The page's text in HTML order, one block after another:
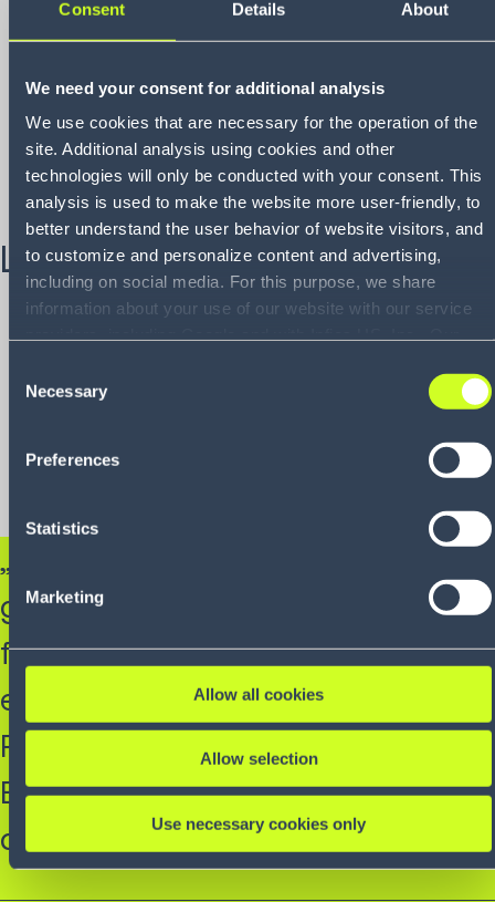
Consent Details About
We need your consent for additional analysis
We use cookies that are necessary for the operation of the
site. Additional analysis using cookies and other
technologies will only be conducted with your consent. This
analysis is used to make the website more user-friendly, to
better understand the user behavior of website visitors, and
to customize and personalize content and advertising,
including on social media. For this purpose, we share
information about your use of our website with our service
data that you have provided to them or that they have
collected as part of your use of the services. By consenting
to the use of Google, you also consent to the storage and
reading of data by Google in accordance with Google's
revoke your consent and the service providers we use,
see Privacy Policy).
Selection
Necessary
Preferences
Statistics
Marketing
Allow all cookies
Allow selection
Use necessary cookies only
Layout und Design investieren konnte.
Komplexität des Betriebs:VNA-Großraumlagerung
Pick-and-Pack-Prozesse für Online-Bestellungen
beeinträchtigten die Fulfillment-Leistung.
Notwendigkeit, den Automatisierungsgrad zu erhöhen:
Die bestehenden Prozesse machten die Integration
automatisierter Lagertechnik erforderlich.
Lösung
Simulationsbasierte Planung: Infios Simulationerstellte
ein Basismodell, das als Leitfaden für die Einführung an
diente.
Die fortlaufende Nutzung
der Lösung für Migrationspläne, Prozessänderungen
und zeitliche Optimierungen sorgt für kontinuierliche
„Das Modellierungstool war ein
großartiges Erkenntnisinstrument
für das Managementteam. Es
ermöglichte uns, neue Ideen ohne
Risiko auszuprobieren und einen
Business Case zu entwickeln, an
den wir glauben konnten.“